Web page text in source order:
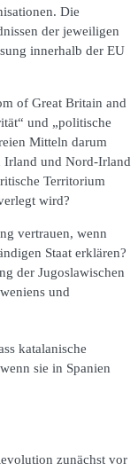
Die
der jeweiligen
innerhalb der EU
of Great Britain and
und „politische
Mitteln darum
Irland und Nord-Irland
Territorium
wird?
vertrauen, wenn
Staat erklären?
der Jugoslawischen
und
katalanische
sie in Spanien
zunächst vor